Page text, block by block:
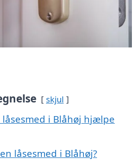
skjul
låsesmed i Blåhøj hjælpe
låsesmed i Blåhøj?